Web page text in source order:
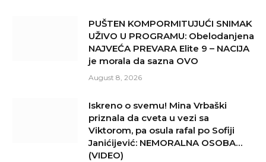
PUŠTEN KOMPORMITUJUĆI SNIMAK
UŽIVO U PROGRAMU: Obelodanjena
NAJVEĆA PREVARA Elite 9 – NACIJA
je morala da sazna OVO
August 8, 2026
Iskreno o svemu! Mina Vrbaški
priznala da cveta u vezi sa
Viktorom, pa osula rafal po Sofiji
Janićijević: NEMORALNA OSOBA…
(VIDEO)